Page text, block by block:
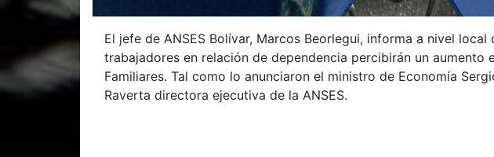
El jefe de ANSES Bolívar, Marcos Beorlegui, informa a nivel
trabajadores en relación de dependencia percibirán un aumento
Familiares. Tal como lo anunciaron el ministro de Economía
Raverta directora ejecutiva de la ANSES.